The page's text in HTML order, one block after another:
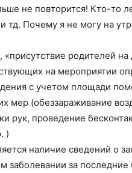
не повторится! Кто-то
тд. Почему я не могу на
родителей на
на мероприятии
с учетом площади
мер (обеззараживание
рук, проведение
)
наличие сведений о
заболевании за последние